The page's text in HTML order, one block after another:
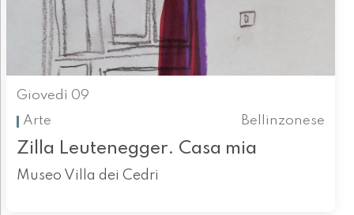
Giovedì 09
Arte
Bellinzonese
Zilla Leutenegger. Casa mia
Museo Villa dei Cedri